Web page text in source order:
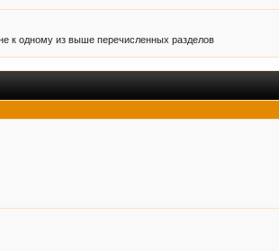
к одному из выше перечисленных разделов